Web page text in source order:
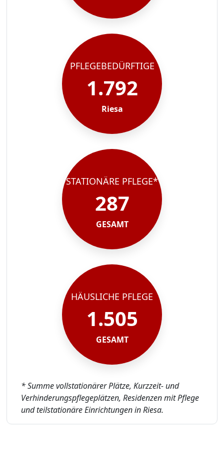
PFLEGEBEDÜRFTIGE
1.792
Riesa
STATIONÄRE PFLEGE*
287
GESAMT
HÄUSLICHE PFLEGE
1.505
GESAMT
* Summe vollstationärer Plätze, Kurzzeit- und
Verhinderungspflegeplätzen, Residenzen mit Pflege
und teilstationäre Einrichtungen in Riesa.